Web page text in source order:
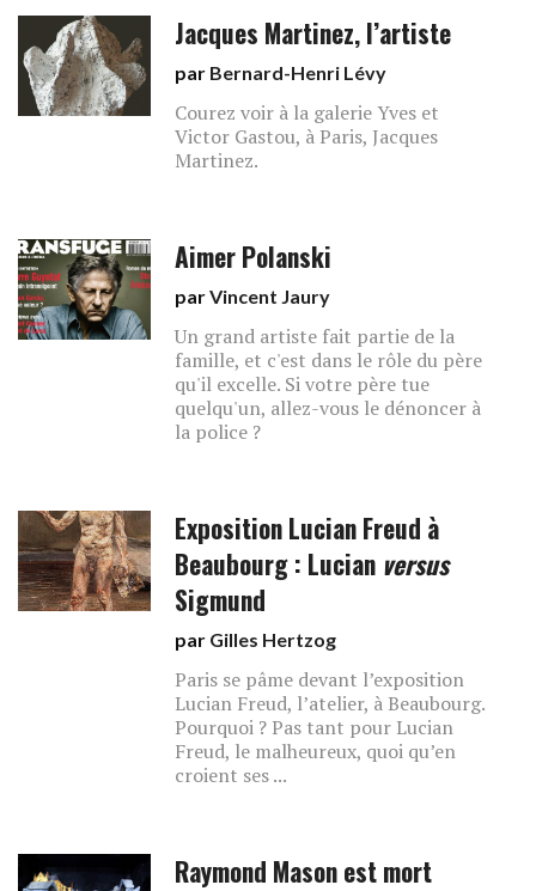
Jacques Martinez, l’artiste
par Bernard-Henri Lévy
Courez voir à la galerie Yves et
Victor Gastou, à Paris, Jacques
Martinez.
Aimer Polanski
parVincent Jaury
Un grand artiste fait partie de la
famille, et c'est dans le rôle du père
qu'il excelle. Si votre père tue
quelqu'un, allez-vous le dénoncer à
la police ?
Exposition Lucian Freud à
Beaubourg : Lucian versus
Sigmund
par Gilles Hertzog
Paris se pâme devant l’exposition
Lucian Freud, l’atelier, à Beaubourg.
Pourquoi ? Pas tant pour Lucian
Freud, le malheureux, quoi qu’en
croient ses ...
Raymond Mason est mort